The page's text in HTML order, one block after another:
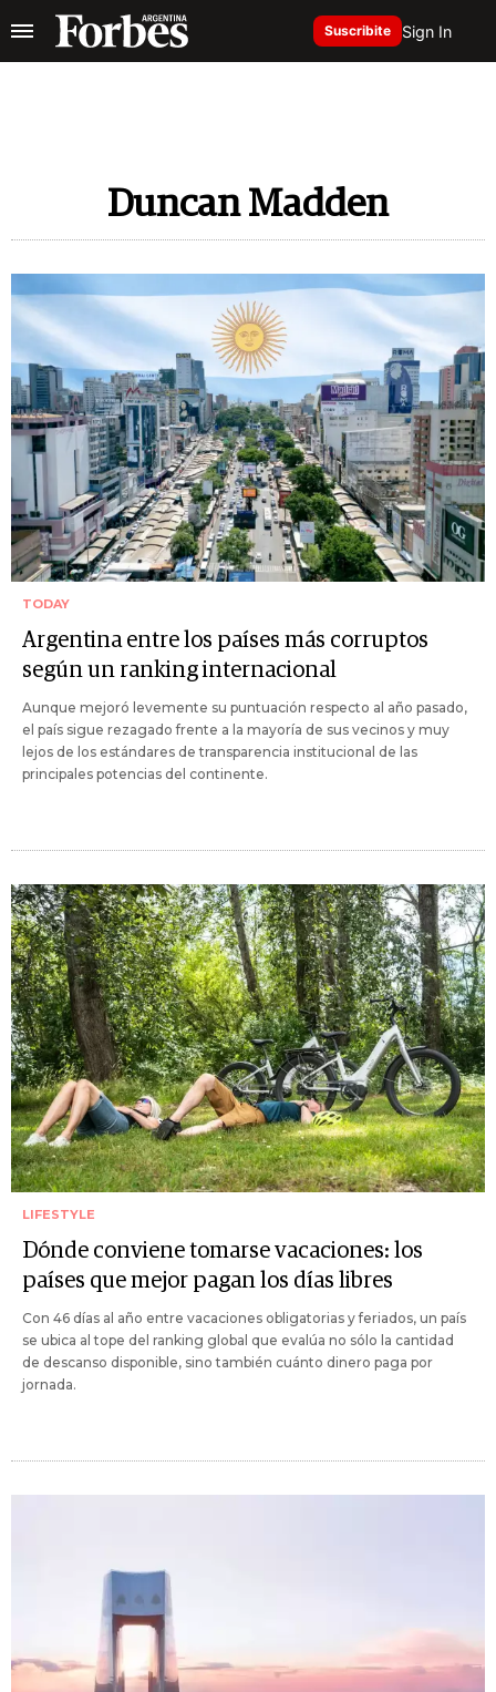
Suscribite Sign In
Duncan Madden
TODAY
Argentina entre los países más corruptos
según un ranking internacional
Aunque mejoró levemente su puntuación respecto al año pasado,
el país sigue rezagado frente a la mayoría de sus vecinos y muy
lejos de los estándares de transparencia institucional de las
principales potencias del continente.
LIFESTYLE
Dónde conviene tomarse vacaciones: los
países que mejor pagan los días libres
Con 46 días al año entre vacaciones obligatorias y feriados, un país
se ubica al tope del ranking global que evalúa no sólo la cantidad
de descanso disponible, sino también cuánto dinero paga por
jornada.